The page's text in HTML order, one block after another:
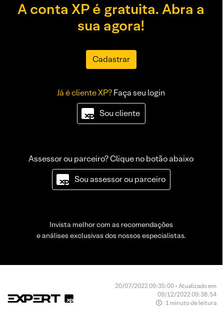
A conta XP é gratuita. Abra a
sua agora!
Cadastrar
Já é cliente XP?Faça seu login
Sou cliente
Assessor ou parceiro? Clique no botão abaixo
Sou assessor ou parceiro
Invista melhor com as recomendações
e análises exclusivas dos nossos especialistas.
20/07/2022 09:35:00 • Atualizado em
09/12/2022 09:38:54
1 minuto de leitura